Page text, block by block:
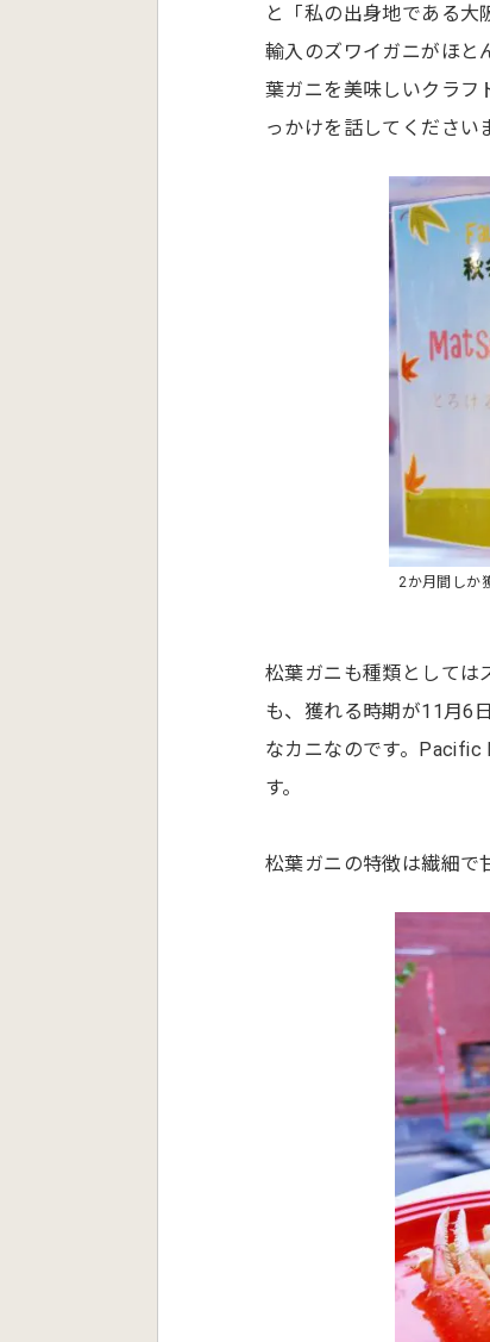
と「私の出身地である大
輸入のズワイガニがほと
葉ガニを美味しいクラフ
っかけを話してください
2か月間しか
松葉ガニも種類としては
も、獲れる時期が11月6
なカニなのです。Pacific
す。
松葉ガニの特徴は繊細で